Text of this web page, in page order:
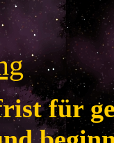
für